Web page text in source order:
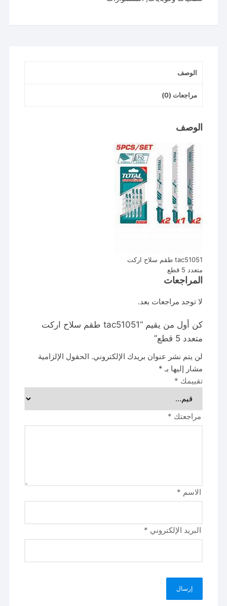
الوصف
مراجعات (0)
الوصف
tac51051 طقم سلاح اركت
متعدد 5 قطع
المراجعات
لا توجد مراجعات بعد.
كن أول من يقيم “tac51051 طقم سلاح اركت
متعدد 5 قطع”
لن يتم نشر عنوان بريدك الإلكتروني. الحقول الإلزامية
مشار إليها بـ *
تقييمك *
مراجعتك *
الاسم *
البريد الإلكتروني *